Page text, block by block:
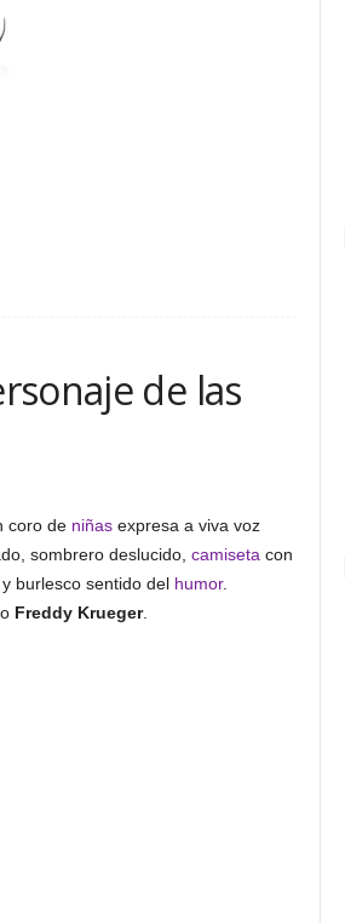
de las
coro de niñasexpresa a viva voz
sombrero deslucido, camiseta con
burlesco sentido del humor.
Freddy Krueger.